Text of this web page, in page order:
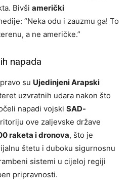
Bivši američki
“Neka odu i zauzmu ga! To
a ne američke.”
napada
su Ujedinjeni Arapski
uzvratnih udara nakon što
napadi vojski SAD-
ove zaljevske države
raketa i dronova, što je
štetu i duboku sigurnosnu
sistemi u cijeloj regiji
pripravnosti.